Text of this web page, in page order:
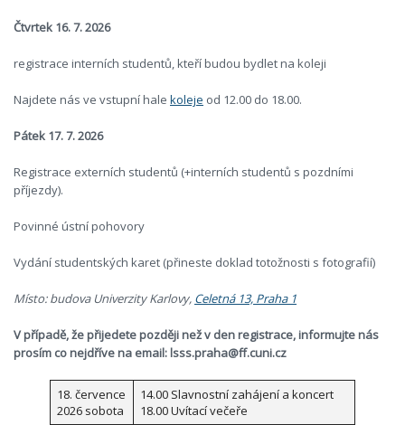
Čtvrtek 16. 7. 2026
registrace interních studentů, kteří budou bydlet na koleji
Najdete nás ve vstupní hale koleje od 12.00 do 18.00.
Pátek 17. 7. 2026
Registrace externích studentů (+interních studentů s pozdními
příjezdy).
Povinné ústní pohovory
Vydání studentských karet (přineste doklad totožnosti s fotografií)
Místo: budova Univerzity Karlovy, Celetná 13, Praha 1
V případě, že přijedete později než v den registrace, informujte nás
prosím co nejdříve na email: lsss.praha@ff.cuni.cz
18. července
2026 sobota
14.00 Slavnostní zahájení a koncert
18.00 Uvítací večeře